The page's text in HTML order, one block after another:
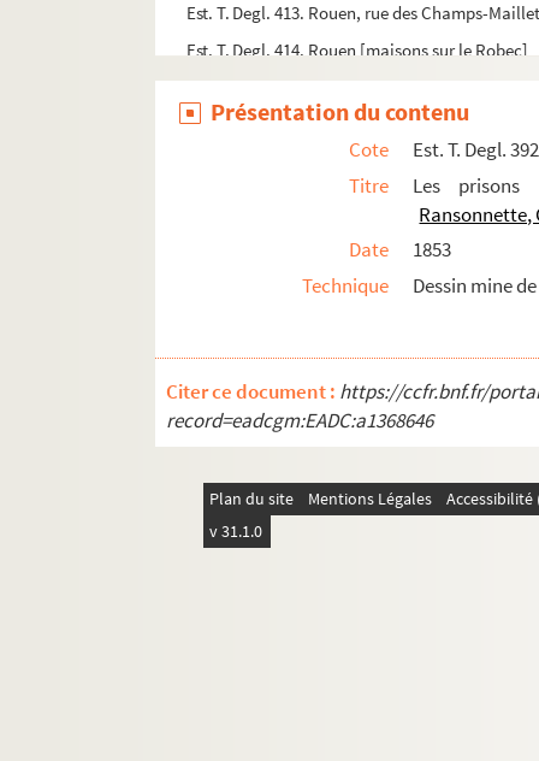
Est. T. Degl. 413. Rouen, rue des Champs-
Est. T. Degl. 414. Rouen [maisons sur le Robec]
Est. T. Degl. 415. [Église]
Est. T. Degl. 416. Eglise St-Pierre l'Honoré.
Est. T. Degl. 417. [Pont-de-l'Arche et l'ancien
Est. T. Degl. 418. [Croquis de Tancarville]
Est. T. Degl. 420. [Croquis de Tancarville]
Est. T. Degl. 423. Eglise St Jean à Rouen
Est. T. Degl. 424. Coutances. La Cathédrale :
Est. T. Degl. 426. Harfleur
Est. T. Degl. 427. Jumièges. Eglise de St Pierre.
Présentation du contenu
Cote
Est. T. Degl. 392
Titre
Les prisons
Ransonnette,
Date
1853
Technique
Dessin mine
Citer ce document : https://ccfr.bnf.fr/
record=eadcgm:EADC:a1368646
Plan du site Mentions Légales
v 31.1.0